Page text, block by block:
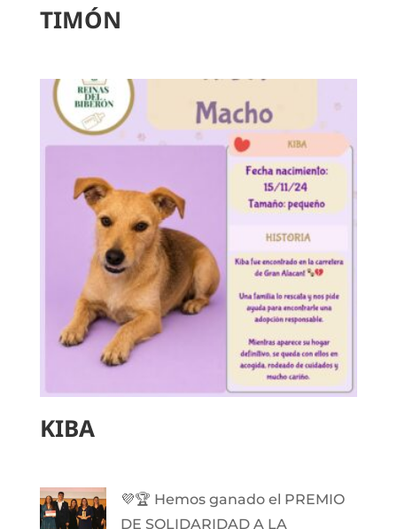
TIMÓN
KIBA
💜🏆 Hemos ganado el PREMIO
DE SOLIDARIDAD A LA